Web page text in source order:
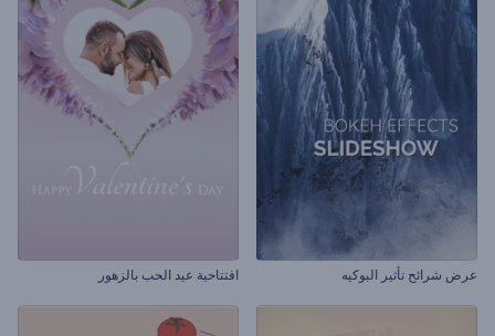
عرض شرائح تأثير البوكيه افتتاحية عيد الحب بالزهور